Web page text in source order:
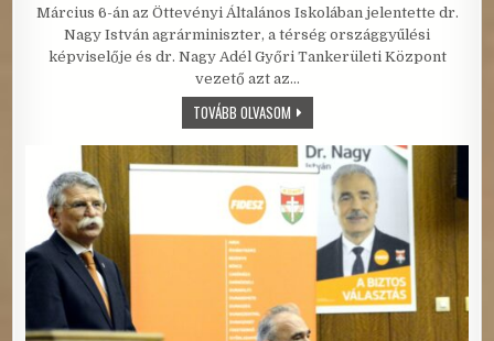
Március 6-án az Öttevényi Általános Iskolában jelentette dr.
Nagy István agrárminiszter, a térség országgyűlési
képviselője és dr. Nagy Adél Győri Tankerületi Központ
vezető azt az…
TOVÁBB OLVASOMISKOLAFEJLESZTÉS ÖTTEVÉNYEN –